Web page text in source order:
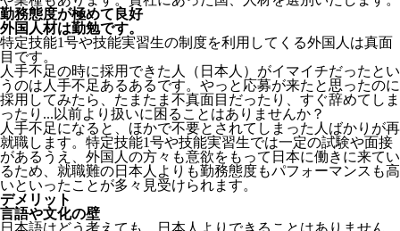
勤務態度が極めて良好
外国人材は勤勉です。
特定技能1号や技能実習生の制度を利用してくる外国人は真面
目 です。
人手不足の時に採用できた人（日本人）がイマイチだったとい
うのは人手不足あるあるです。やっと応募が来たと思ったのに
採用してみたら、たまたま不真面目だったり、すぐ辞めてしま
ったり...以前より扱いに困ることはありませんか？
人手不足になると、ほかで不要とされてしまった人ばかりが再
就職します。特定技能1号や技能実習生では一定の試験や面接
があるうえ、外国人の方々も意欲をもって日本に働きに来てい
るため、就職難の日本人よりも勤務態度もパフォーマンスも高
いといったことが多々見受けられます。
デメリット
言語や文化の壁
日本語はどう考えても、日本人よりできることはありません